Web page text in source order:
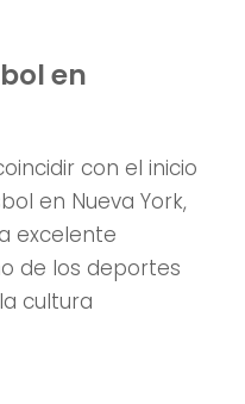
en
con el inicio
en Nueva York,
excelente
de los deportes
cultura